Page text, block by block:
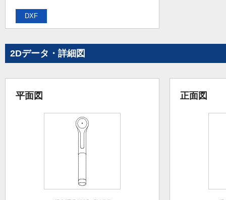
DXF
2Dデータ・詳細図
平面図 正面図